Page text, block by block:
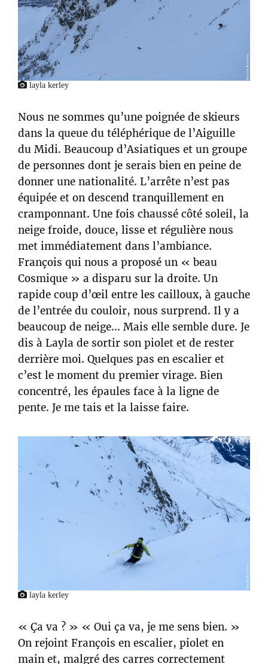
layla kerley
Nous ne sommes qu’une poignée de skieurs
dans la queue du téléphérique de l’Aiguille
du Midi. Beaucoup d’Asiatiques et un groupe
de personnes dont je serais bien en peine de
donner une nationalité. L’arrête n’est pas
équipée et on descend tranquillement en
cramponnant. Une fois chaussé côté soleil, la
neige froide, douce, lisse et régulière nous
met immédiatement dans l’ambiance.
François qui nous a proposé un « beau
Cosmique » a disparu sur la droite. Un
rapide coup d’œil entre les cailloux, à gauche
de l’entrée du couloir, nous surprend. Il y a
beaucoup de neige… Mais elle semble dure. Je
dis à Layla de sortir son piolet et de rester
derrière moi. Quelques pas en escalier et
c’est le moment du premier virage. Bien
concentré, les épaules face à la ligne de
pente. Je me tais et la laisse faire.
layla kerley
« Ça va ? » « Oui ça va, je me sens bien. »
On rejoint François en escalier, piolet en
main et, malgré des carres correctement